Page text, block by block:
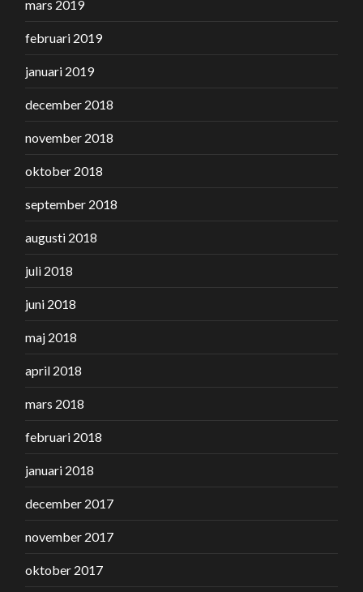
mars 2019
februari 2019
januari 2019
december 2018
november 2018
oktober 2018
september 2018
augusti 2018
juli 2018
juni 2018
maj 2018
april 2018
mars 2018
februari 2018
januari 2018
december 2017
november 2017
oktober 2017